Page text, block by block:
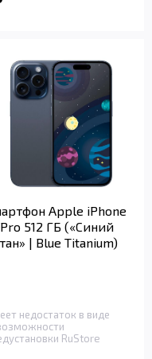
Apple iPhone
512 ГБ («Синий
| Blue Titanium)
недостаток в виде
RuStore